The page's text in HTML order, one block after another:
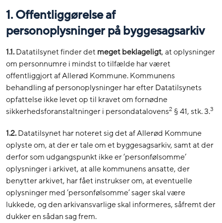
1. Offentliggørelse af
personoplysninger på byggesagsarkiv
1.1.Datatilsynet finder det meget beklageligt, at oplysninger
om personnumre i mindst to tilfælde har været
offentliggjort af Allerød Kommune. Kommunens
behandling af personoplysninger har efter Datatilsynets
opfattelse ikke levet op til kravet om fornødne
sikkerhedsforanstaltninger i persondatalovens2 § 41, stk. 3.3
1.2.Datatilsynet har noteret sig det af Allerød Kommune
oplyste om, at der er tale om et byggesagsarkiv, samt at der
derfor som udgangspunkt ikke er ’personfølsomme’
oplysninger i arkivet, at alle kommunens ansatte, der
benytter arkivet, har fået instrukser om, at eventuelle
oplysninger med ’personfølsomme’ sager skal være
lukkede, og den arkivansvarlige skal informeres, såfremt der
dukker en sådan sag frem.